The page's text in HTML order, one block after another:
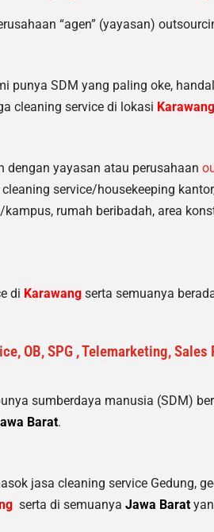
“agen” (yayasan)
punya SDM yang paling oke,
cleaning service di lokasi Karawang
dengan yayasan atau perusahaan
service/housekeeping
kampus, rumah beribadah, area
di Karawang serta semuanya
OB, SPG , Telemarketing,
sumberdaya manusia (SDM)
Barat.
jasa cleaning service Gedung,
serta di semuanya Jawa Barat